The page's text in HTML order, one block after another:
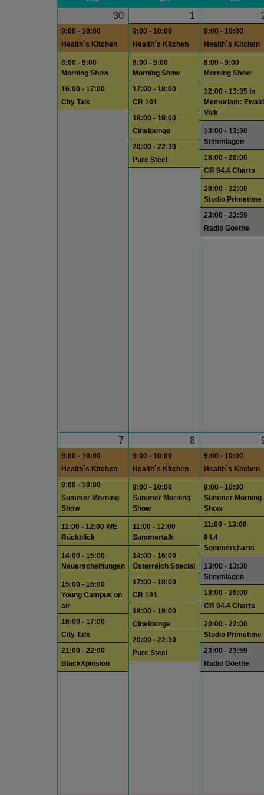
30
9:00 - 10:00
Health´s Kitchen
8:00 - 9:00
Morning Show
16:00 - 17:00
City Talk
1
9:00 - 10:00
Health´s Kitchen
8:00 - 9:00
Morning Show
17:00 - 18:00
CR 101
18:00 - 19:00
Cinelounge
20:00 - 22:30
Pure Steel
9:00 - 10:00
Health´s Kitchen
8:00 - 9:00
Morning Show
12:00 - 13:35 In
Memoriam: Ewald
Volk
13:00 - 13:30
Stimmlagen
18:00 - 20:00
CR 94.4 Charts
20:00 - 22:00
Studio Primetime
23:00 - 23:59
Radio Goethe
7
9:00 - 10:00
Health´s Kitchen
9:00 - 10:00
Summer Morning
Show
11:00 - 12:00 WE
Rückblick
14:00 - 15:00
Neuerscheinungen
15:00 - 16:00
Young Campus on
air
16:00 - 17:00
City Talk
21:00 - 22:00
BlackXplosion
8
9:00 - 10:00
Health´s Kitchen
9:00 - 10:00
Summer Morning
Show
11:00 - 12:00
Summertalk
14:00 - 16:00
Österreich Special
17:00 - 18:00
CR 101
18:00 - 19:00
Cinelounge
20:00 - 22:30
Pure Steel
9:00 - 10:00
Health´s Kitchen
9:00 - 10:00
Summer Morning
Show
11:00 - 13:00
94.4
Sommercharts
13:00 - 13:30
Stimmlagen
18:00 - 20:00
CR 94.4 Charts
20:00 - 22:00
Studio Primetime
23:00 - 23:59
Radio Goethe